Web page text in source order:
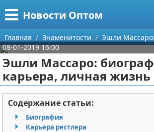
Новости Оптом
Меню
Главная
Категории
Информационные технологии
Автомобили
Знаменитости
Поиск
О проекте
Контакты
Главная Знаменитости
Эшли
08-01-2019 16:00
Эшли Массаро:
карьера, личная жизнь
Содержание статьи:
Биография
Карьера рестлера